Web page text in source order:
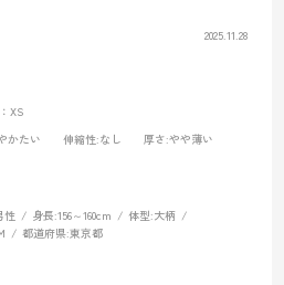
2025.11.28
XS
かたい 伸縮性:なし 厚さ:やや薄い
性 身長:156～160cm 体型:大柄
都道府県:東京都